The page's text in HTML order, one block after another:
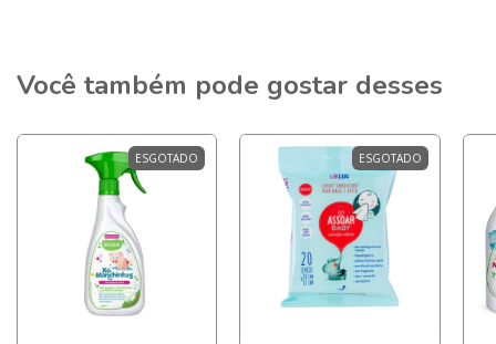
Você também pode gostar desses
ESGOTADO ESGOTADO